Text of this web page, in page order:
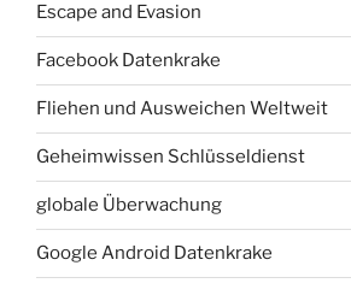
Escape and Evasion
Facebook Datenkrake
Fliehen und Ausweichen Weltweit
Geheimwissen Schlüsseldienst
globale Überwachung
Google Android Datenkrake